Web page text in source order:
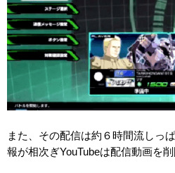
また、その配信は約６時間流しっ
報が相次ぎYouTubeは配信動画を削